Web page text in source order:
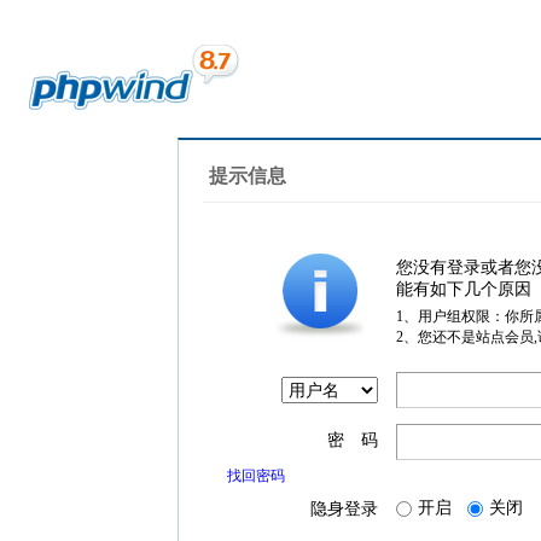
提示信息
您没有登录或者您
能有如下几个原因
1、用户组权限：你所
2、您还不是站点会员
密 码
找回密码
隐身登录 开启 关闭